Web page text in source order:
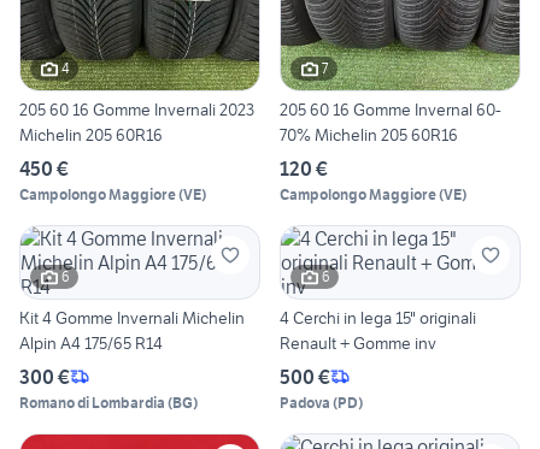
4
205 60 16 Gomme Invernali 2023
Michelin 205 60R16
450 €
Campolongo Maggiore(VE)
7
205 60 16 Gomme Invernal 60-
70% Michelin 205 60R16
120 €
Campolongo Maggiore(VE)
6
Kit 4 Gomme Invernali Michelin
Alpin A4 175/65 R14
300 €
Romano di Lombardia (BG)
6
4 Cerchi in lega 15" originali
Renault + Gomme inv
500 €
Padova (PD)